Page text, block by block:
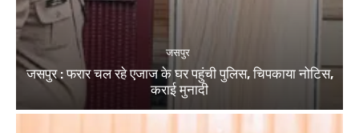
जसपुर
जसपुर : फरार चल रहे एजाज के घर पहुंची पुलिस, चिपकाया नोटिस,
कराई मुनादी